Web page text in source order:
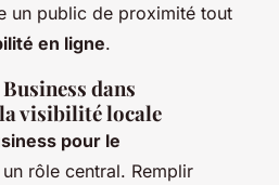
un public de proximité tout
en ligne.
dans
visibilité locale
pour le
rôle central. Remplir